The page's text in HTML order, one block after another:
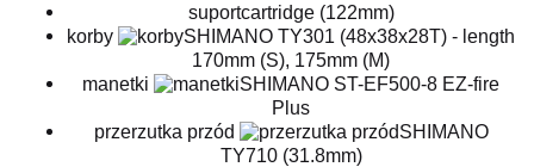
suportcartridge (122mm)
korby
SHIMANO TY301 (48x38x28T) - length
170mm (S), 175mm (M)
manetki
SHIMANO ST-EF500-8 EZ-fire
Plus
przerzutka przód
SHIMANO
TY710 (31.8mm)